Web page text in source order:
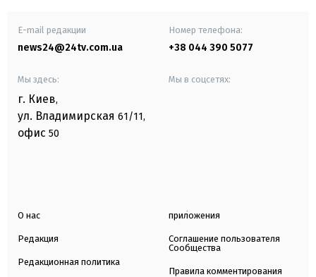
E-mail редакции
news24@24tv.com.ua
Номер телефона:
+38 044 390 5077
Мы здесь:
г. Киев,
ул. Владимирская 61/11,
офис 50
Мы в соцсетях:
О нас
Редакция
Редакционная политика
приложения
Соглашение пользователя
Сообщества
Правила комментирования